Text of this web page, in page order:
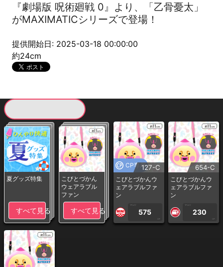
『劇場版 呪術廻戦 0』より、「乙骨憂太」
がMAXIMATICシリーズで登場！
提供開始日: 2025-03-18 00:00:00
約24cm
夏グッズ特集
すべて見る
こびとづかん
ウェアラブル
ファン
すべて見る
CP専用127-C
こびとづかんウ
ェアラブルファ
ン
1PLAY
575
CP
654-C
こびとづかんウ
ェアラブルファ
ン
1PLAY
230
CP